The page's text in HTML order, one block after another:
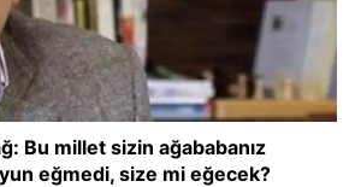
Bu millet sizin ağababanız
eğmedi, size mi eğecek?